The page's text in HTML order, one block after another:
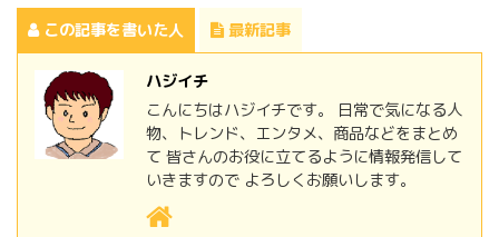
この記事を書いた人 最新記事
ハジイチ
こんにちはハジイチです。 日常で気になる人
物、トレンド、エンタメ、商品などをまとめ
て 皆さんのお役に立てるように情報発信して
いきますので よろしくお願いします。